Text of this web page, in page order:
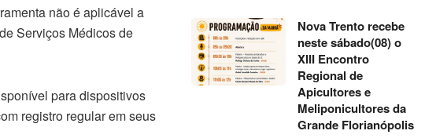
não é aplicável a
Serviços Médicos de
para dispositivos
registro regular em seus
Nova Trento recebe
neste sábado(08) o
XIII Encontro
Regional de
Apicultores e
Meliponicultores da
Grande Florianópolis